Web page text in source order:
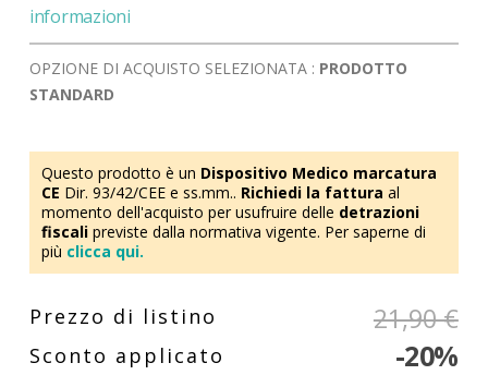
informazioni
OPZIONE DI ACQUISTO SELEZIONATA : PRODOTTO
STANDARD
Questo prodotto è un Dispositivo Medico marcatura
CE Dir. 93/42/CEE e ss.mm.. Richiedi la fattura al
momento dell'acquisto per usufruire delle detrazioni
fiscalipreviste dalla normativa vigente. Per saperne di
più clicca qui.
21,90 €
-20%